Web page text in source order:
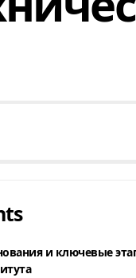
и ключевые